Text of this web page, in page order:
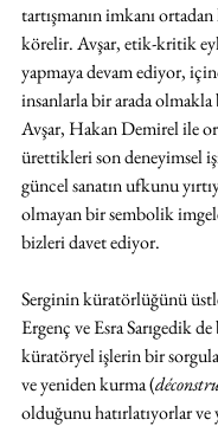
tartışmanın imkanı
körelir. Avşar, etik-kritik
yapmaya devam ediyor,
insanlarla bir arada
Avşar, Hakan Demirel ile
ürettikleri son deneyimsel
güncel sanatın ufkunu
olmayan bir sembolik
bizleri davet ediyor.
Serginin küratörlüğünü
Ergenç ve Esra Sarıgedik
küratöryel işlerin bir
ve yeniden kurma (
olduğunu hatırlatıyorlar